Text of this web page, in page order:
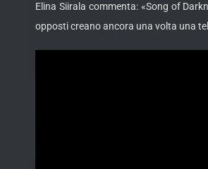
Elina Siirala commenta: «Song of
opposti creano ancora una volta una